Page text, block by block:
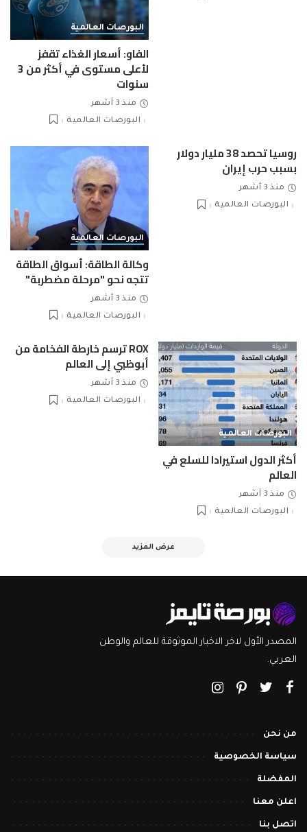
البورصات العالمية
الفاو: أسعار الغذاء تقفز
لأعلى مستوى في أكثر من 3
سنوات
منذ 3 أشهر
البورصات العالمية
روسيا تحصد 38 مليار دولار
بسبب حرب إيران
منذ 3 أشهر
البورصات العالمية
البورصات العالمية
وكالة الطاقة: أسواق الطاقة
تتجه نحو "مرحلة مضطربة"
منذ 3 أشهر
البورصات العالمية
البورصات العالمية
أكثر الدول استيرادا للسلع في
العالم
منذ 3 أشهر
البورصات العالمية
ROX ترسم خارطة الفخامة من
أبوظبي إلى العالم
منذ 3 أشهر
البورصات العالمية
عرض المزيد
المصدر الأول لاخر الاخبار الموثوقة للعالم والوطن
العربي.
من نحن
سياسة الخصوصية
المفضلة
اعلن معنا
اتصل بنا